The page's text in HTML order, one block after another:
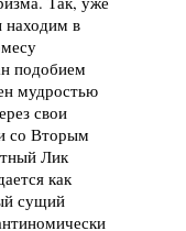
находим в
подобием
мудростью
свои
со Вторым
Лик
как
сущий